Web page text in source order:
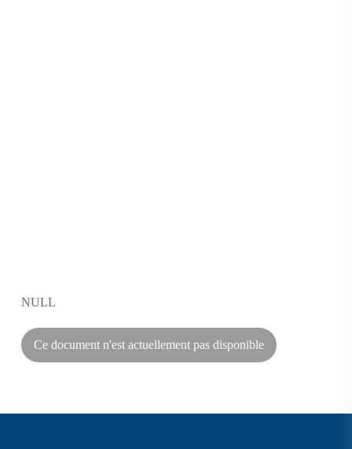
NULL
Ce document n'est actuellement pas disponible